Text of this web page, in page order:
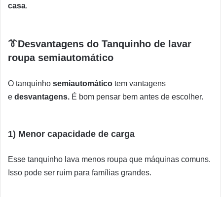
casa.
👔Desvantagens do Tanquinho de lavar
roupa semiautomático
O tanquinho semiautomático tem vantagens
e desvantagens. É bom pensar bem antes de escolher.
1) Menor capacidade de carga
Esse tanquinho lava menos roupa que máquinas comuns.
Isso pode ser ruim para famílias grandes.